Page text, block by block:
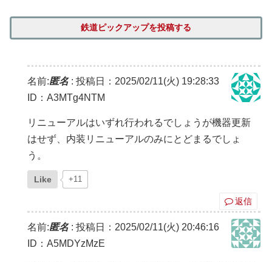
鉄道ピックアップを投稿する
名前:匿名: 投稿日：2025/02/11(火) 19:28:33
ID：A3MTg4NTM
リニューアルはいずれ行われるでしょうが機器更新
はせず、内装リニューアルのみにとどまるでしょ
う。
Like +11
返信
名前:匿名: 投稿日：2025/02/11(火) 20:46:16
ID：A5MDYzMzE